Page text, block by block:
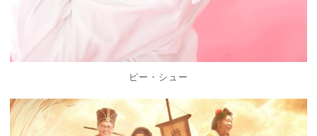
ピー・シュー